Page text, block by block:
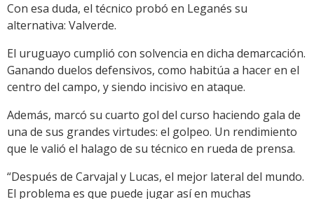
Con esa duda, el técnico probó en Leganés su
alternativa: Valverde.
El uruguayo cumplió con solvencia en dicha demarcación.
Ganando duelos defensivos, como habitúa a hacer en el
centro del campo, y siendo incisivo en ataque.
Además, marcó su cuarto gol del curso haciendo gala de
una de sus grandes virtudes: el golpeo. Un rendimiento
que le valió el halago de su técnico en rueda de prensa.
“Después de Carvajal y Lucas, el mejor lateral del mundo.
El problema es que puede jugar así en muchas